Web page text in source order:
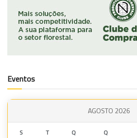
Eventos
AGOSTO 2026
S T Q Q